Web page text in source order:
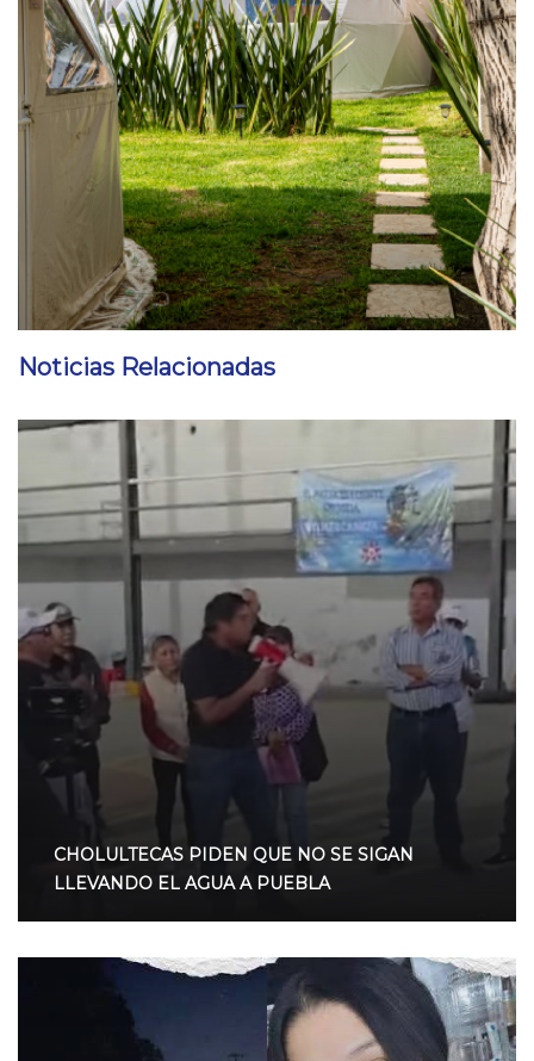
Noticias Relacionadas
CHOLULTECAS PIDEN QUE NO SE SIGAN
LLEVANDO EL AGUA A PUEBLA